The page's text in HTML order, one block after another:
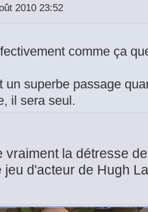
2010 23:52
comme ça
un superbe passage
il sera seul.
vraiment la détresse
jeu d'acteur de Hugh